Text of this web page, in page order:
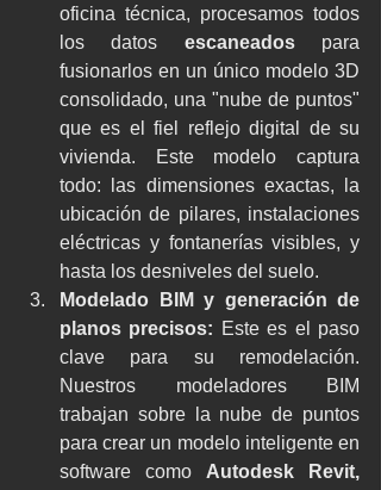
oficina técnica, procesamos todos
los datos escaneados para
fusionarlos en un único modelo 3D
consolidado, una "nube de puntos"
que es el fiel reflejo digital de su
vivienda. Este modelo captura
todo: las dimensiones exactas, la
ubicación de pilares, instalaciones
eléctricas y fontanerías visibles, y
hasta los desniveles del suelo.
Modelado BIM y generación de
planos precisos: Este es el paso
clave para su remodelación.
Nuestros modeladores BIM
trabajan sobre la nube de puntos
para crear un modelo inteligente en
software como Autodesk Revit,